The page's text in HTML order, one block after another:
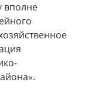
вполне